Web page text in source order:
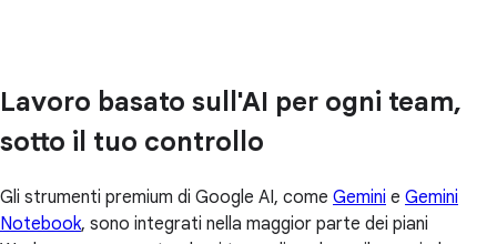
Lavoro basato sull'AI per ogni team,
sotto il tuo controllo
Gli strumenti premium di Google AI, come Gemini e Gemini
Notebook, sono integrati nella maggior parte dei piani